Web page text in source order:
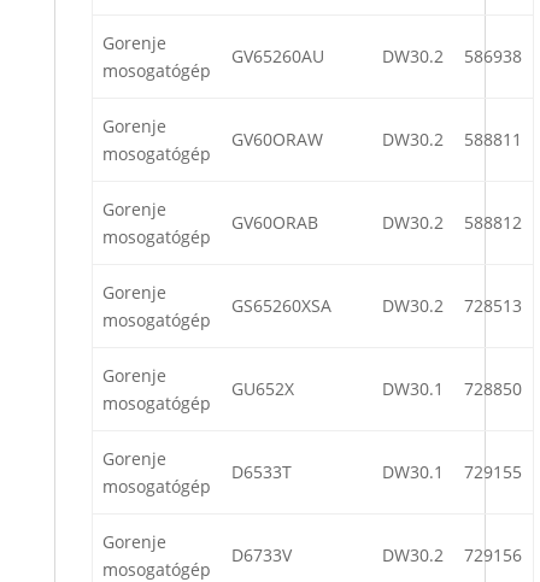
Gorenje
mosogatógép
GV65260AU DW30.2 586938
Gorenje
mosogatógép
GV60ORAW DW30.2 588811
Gorenje
mosogatógép
GV60ORAB DW30.2 588812
Gorenje
mosogatógép
GS65260XSA DW30.2 728513
Gorenje
mosogatógép
GU652X DW30.1 728850
Gorenje
mosogatógép
D6533T DW30.1 729155
Gorenje
mosogatógép
D6733V DW30.2 729156